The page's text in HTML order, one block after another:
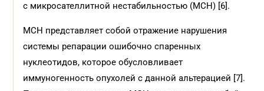
с микросателлитной нестабильностью (МСН) [6].
МСН представляет собой отражение нарушения
системы репарации ошибочно спаренных
нуклеотидов, которое обусловливает
иммуногенность опухолей с данной альтерацией [7].